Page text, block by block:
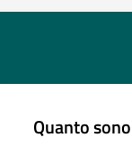
Quanto